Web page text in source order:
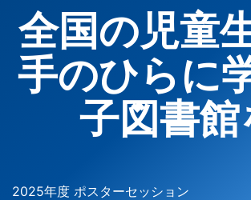
全国の児童
手のひらに
子図書館
2025年度 ポスターセッション